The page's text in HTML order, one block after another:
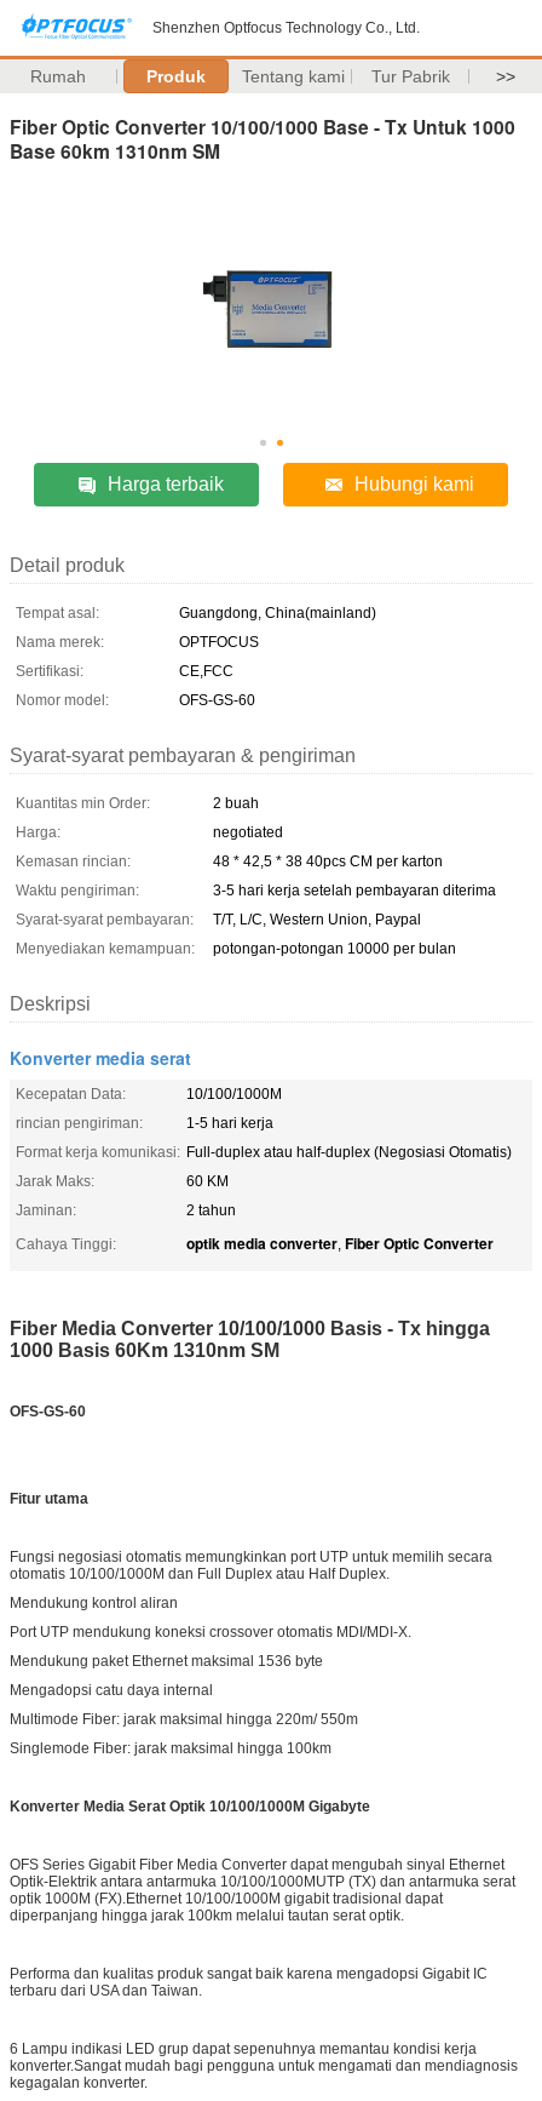
Shenzhen Optfocus Technology Co., Ltd.
Rumah Produk Tentang kami Tur Pabrik >>
Fiber Optic Converter 10/100/1000 Base - Tx Untuk 1000
Base 60km 1310nm SM
Harga terbaik Hubungi kami
Detail produk
Tempat asal:
Guangdong, China(mainland)
Nama merek:
OPTFOCUS
Sertifikasi:
CE,FCC
Nomor model:
OFS-GS-60
Syarat-syarat pembayaran & pengiriman
Kuantitas min Order:
2 buah
Harga:
negotiated
Kemasan rincian:
48 * 42,5 * 38 40pcs CM per karton
Waktu pengiriman:
3-5 hari kerja setelah pembayaran diterima
Syarat-syarat pembayaran:
T/T, L/C, Western Union, Paypal
Menyediakan kemampuan:
potongan-potongan 10000 per bulan
Deskripsi
Konverter media serat
Kecepatan Data:
10/100/1000M
rincian pengiriman:
1-5 hari kerja
Format kerja komunikasi: Full-duplex atau half-duplex (Negosiasi Otomatis)
Jarak Maks:
60 KM
Jaminan:
2 tahun
Cahaya Tinggi:
optik media converter, Fiber Optic Converter
Fiber Media Converter 10/100/1000 Basis - Tx hingga
1000 Basis 60Km 1310nm SM
OFS-GS-60
Fitur utama
Fungsi negosiasi otomatis memungkinkan port UTP untuk memilih secara
otomatis 10/100/1000M dan Full Duplex atau Half Duplex.
Mendukung kontrol aliran
Port UTP mendukung koneksi crossover otomatis MDI/MDI-X.
Mendukung paket Ethernet maksimal 1536 byte
Mengadopsi catu daya internal
Multimode Fiber: jarak maksimal hingga 220m/ 550m
Singlemode Fiber: jarak maksimal hingga 100km
Konverter Media Serat Optik 10/100/1000M Gigabyte
OFS Series Gigabit Fiber Media Converter dapat mengubah sinyal Ethernet
Optik-Elektrik antara antarmuka 10/100/1000MUTP (TX) dan antarmuka serat
optik 1000M (FX).Ethernet 10/100/1000M gigabit tradisional dapat
diperpanjang hingga jarak 100km melalui tautan serat optik.
Performa dan kualitas produk sangat baik karena mengadopsi Gigabit IC
terbaru dari USA dan Taiwan.
6 Lampu indikasi LED grup dapat sepenuhnya memantau kondisi kerja
konverter.Sangat mudah bagi pengguna untuk mengamati dan mendiagnosis
kegagalan konverter.